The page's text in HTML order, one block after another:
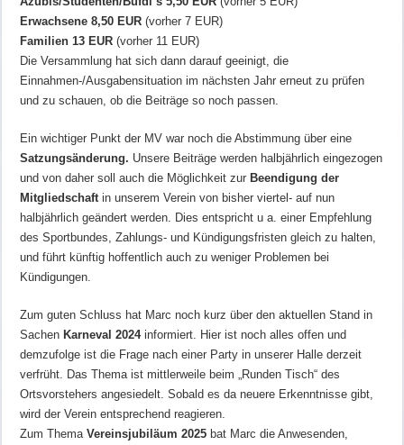
Erwachsene 8,50 EUR(vorher 7 EUR)
Familien 13 EUR(vorher 11 EUR)
Die Versammlung hat sich dann darauf geeinigt, die
Einnahmen-/Ausgabensituation im nächsten Jahr erneut zu prüfen
und zu schauen, ob die Beiträge so noch passen.
Ein wichtiger Punkt der MV war noch die Abstimmung über eine
Satzungsänderung. Unsere Beiträge werden halbjährlich eingezogen
und von daher soll auch die Möglichkeit zurBeendigung der
Mitgliedschaft in unserem Verein von bisher viertel- auf nun
halbjährlich geändert werden. Dies entspricht u a. einer Empfehlung
des Sportbundes, Zahlungs- und Kündigungsfristen gleich zu halten,
und führt künftig hoffentlich auch zu weniger Problemen bei
Kündigungen.
Zum guten Schluss hat Marc noch kurz über den aktuellen Stand in
SachenKarneval 2024informiert. Hier ist noch alles offen und
demzufolge ist die Frage nach einer Party in unserer Halle derzeit
verfrüht. Das Thema ist mittlerweile beim „Runden Tisch“ des
Ortsvorstehers angesiedelt. Sobald es da neuere Erkenntnisse gibt,
wird der Verein entsprechend reagieren.
Zum ThemaVereinsjubiläum 2025 bat Marc die Anwesenden,